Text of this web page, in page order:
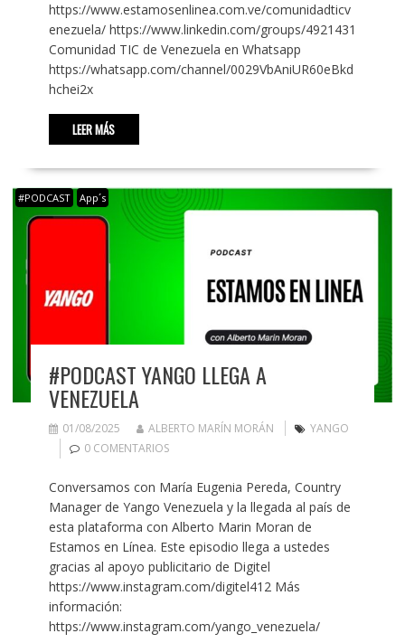
https://www.estamosenlinea.com.ve/comunidadticv
enezuela/ https://www.linkedin.com/groups/4921431
Comunidad TIC de Venezuela en Whatsapp
https://whatsapp.com/channel/0029VbAniUR60eBkd
hchei2x
LEER MÁS
#PODCAST App´s
#PODCAST YANGO LLEGA A
VENEZUELA
01/08/2025 ALBERTO MARÍN MORÁN
YANGO
0 COMENTARIOS
Conversamos con María Eugenia Pereda, Country
Manager de Yango Venezuela y la llegada al país de
esta plataforma con Alberto Marin Moran de
Estamos en Línea. Este episodio llega a ustedes
gracias al apoyo publicitario de Digitel
https://www.instagram.com/digitel412 Más
información:
https://www.instagram.com/yango_venezuela/